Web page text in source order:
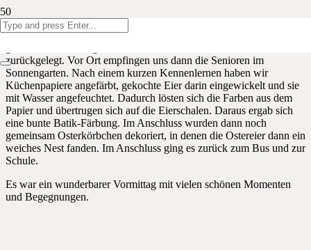
Gestern hat die 1. Klasse einen wunderbaren Ostermorgen im
Marienheim in Raeren verbracht. Mit dem Bus brach die Klasse
zurückgelegt. Vor Ort empfingen uns dann die Senioren im
Sonnengarten. Nach einem kurzen Kennenlernen haben wir
Küchenpapiere angefärbt, gekochte Eier darin eingewickelt und sie
mit Wasser angefeuchtet. Dadurch lösten sich die Farben aus dem
Papier und übertrugen sich auf die Eierschalen. Daraus ergab sich
eine bunte Batik-Färbung. Im Anschluss wurden dann noch
gemeinsam Osterkörbchen dekoriert, in denen die Ostereier dann ein
weiches Nest fanden. Im Anschluss ging es zurück zum Bus und zur
Schule.
Es war ein wunderbarer Vormittag mit vielen schönen Momenten
und Begegnungen.